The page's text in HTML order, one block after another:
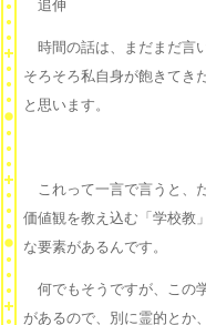
追伸
時間の話は、まだまだ言
そろそろ私自身が飽きてき
と思います。
これって一言で言うと、
価値観を教え込む「学校教
な要素があるんです。
何でもそうですが、この
があるので、別に霊的とか